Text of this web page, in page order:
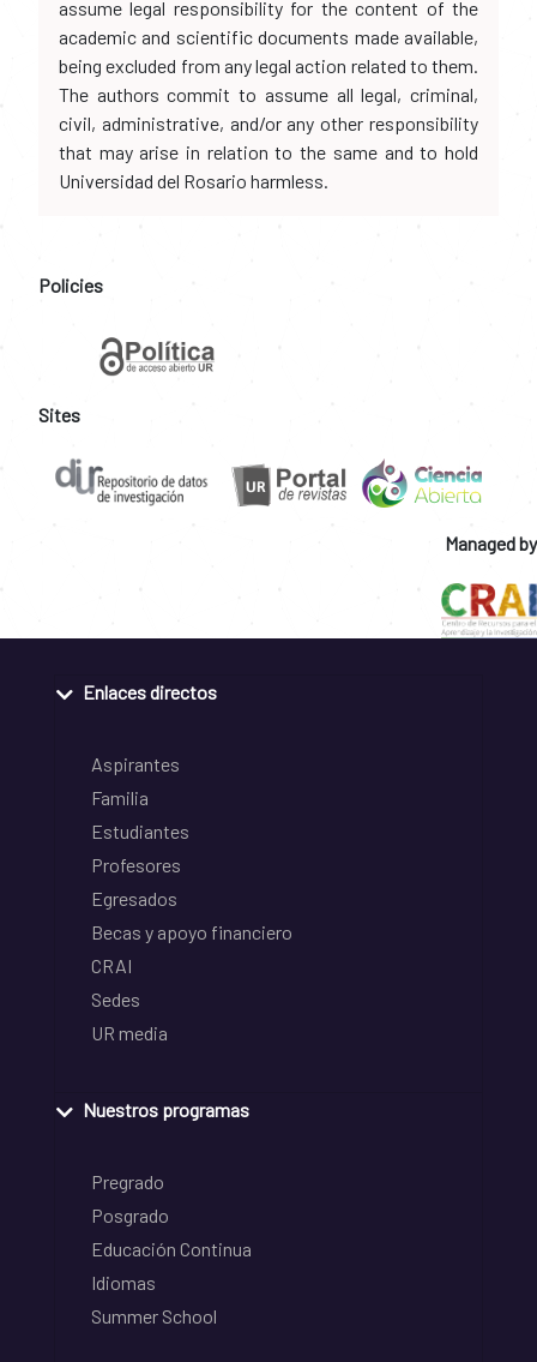
assume legal responsibility for the content of the
academic and scientific documents made available,
being excluded from any legal action related to them.
The authors commit to assume all legal, criminal,
civil, administrative, and/or any other responsibility
that may arise in relation to the same and to hold
Universidad del Rosario harmless.
Policies
Sites
Managed by
Enlaces directos
Aspirantes
Familia
Estudiantes
Profesores
Egresados
Becas y apoyo financiero
CRAI
Sedes
UR media
Nuestros programas
Pregrado
Posgrado
Educación Continua
Idiomas
Summer School